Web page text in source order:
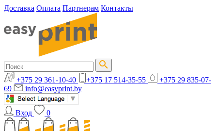
Доставка Оплата Партнерам Контакты
+375 29 361-10-40 +375 17 514-35-55
+375 29 835-07-
69
info@easyprint.by
Вход 0